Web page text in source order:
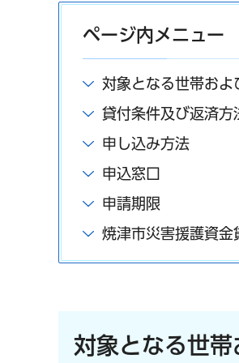
ページ内メニュー
対象となる世帯およ
貸付条件及び返済方
申し込み方法
申込窓口
申請期限
焼津市災害援護資金
対象となる世